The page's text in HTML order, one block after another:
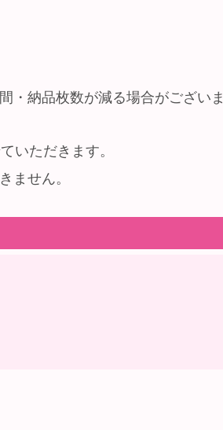
・納品枚数が減る場合がございま
いただきます。
ません。